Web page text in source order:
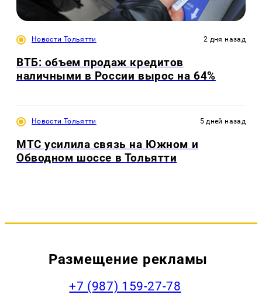
Новости Тольятти 2 дня назад
ВТБ: объем продаж кредитов
наличными в России вырос на 64%
Новости Тольятти 5 дней назад
МТС усилила связь на Южном и
Обводном шоссе в Тольятти
Размещение рекламы
+7 (987) 159-27-78